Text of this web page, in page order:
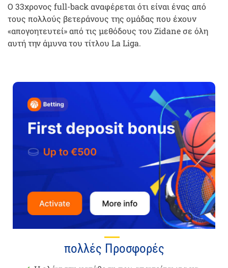
Ο 33χρονος full-back αναφέρεται ότι είναι ένας από
τους πολλούς βετεράνους της ομάδας που έχουν
«απογοητευτεί» από τις μεθόδους του Zidane σε όλη
αυτή την άμυνα του τίτλου La Liga.
πολλές Προσφορές